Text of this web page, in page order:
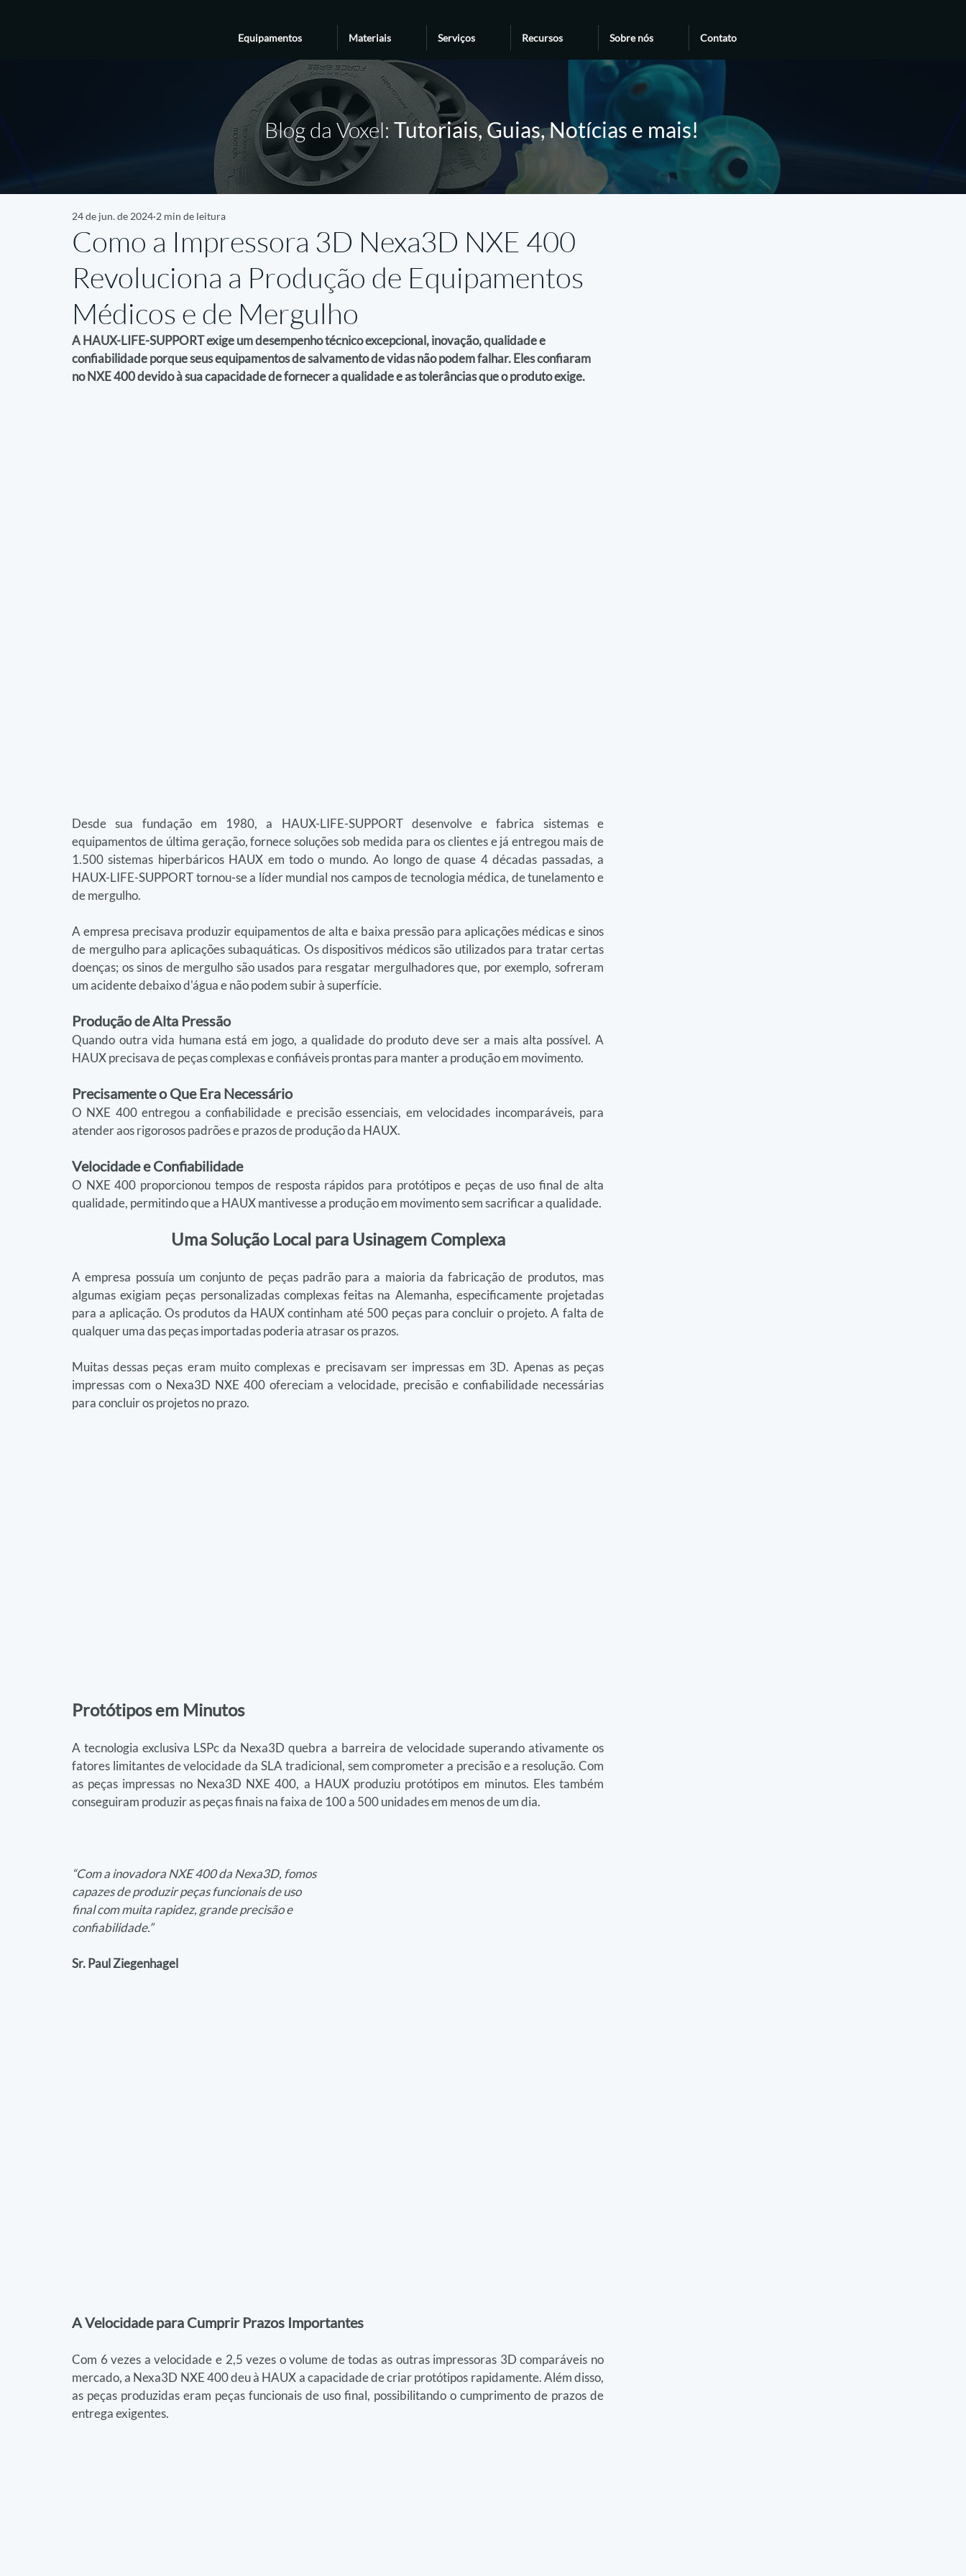
Equipamentos Materiais Serviços Recursos Sobre nós Contato
Blog da Voxel: Tutoriais, Guias, Notícias e mais!
Como a Impressora 3D Nexa3D NXE 400
Revoluciona a Produção de Equipamentos
Médicos e de Mergulho
24 de jun. de 2024 2 min de leitura
A HAUX-LIFE-SUPPORT exige um desempenho técnico excepcional, inovação, qualidade e
confiabilidade porque seus equipamentos de salvamento de vidas não podem falhar. Eles confiaram
no NXE 400 devido à sua capacidade de fornecer a qualidade e as tolerâncias que o produto exige.
Desde sua fundação em 1980, a HAUX-LIFE-SUPPORT desenvolve e fabrica sistemas e
equipamentos de última geração, fornece soluções sob medida para os clientes e já entregou mais de
1.500 sistemas hiperbáricos HAUX em todo o mundo. Ao longo de quase 4 décadas passadas, a
HAUX-LIFE-SUPPORT tornou-se a líder mundial nos campos de tecnologia médica, de tunelamento e
de mergulho.
A empresa precisava produzir equipamentos de alta e baixa pressão para aplicações médicas e sinos
de mergulho para aplicações subaquáticas. Os dispositivos médicos são utilizados para tratar certas
doenças; os sinos de mergulho são usados para resgatar mergulhadores que, por exemplo, sofreram
um acidente debaixo d'água e não podem subir à superfície.
Produção de Alta Pressão
Quando outra vida humana está em jogo, a qualidade do produto deve ser a mais alta possível. A
HAUX precisava de peças complexas e confiáveis prontas para manter a produção em movimento.
Precisamente o Que Era Necessário
O NXE 400 entregou a confiabilidade e precisão essenciais, em velocidades incomparáveis, para
atender aos rigorosos padrões e prazos de produção da HAUX.
Velocidade e Confiabilidade
O NXE 400 proporcionou tempos de resposta rápidos para protótipos e peças de uso final de alta
qualidade, permitindo que a HAUX mantivesse a produção em movimento sem sacrificar a qualidade.
Uma Solução Local para Usinagem Complexa
A empresa possuía um conjunto de peças padrão para a maioria da fabricação de produtos, mas
algumas exigiam peças personalizadas complexas feitas na Alemanha, especificamente projetadas
para a aplicação. Os produtos da HAUX continham até 500 peças para concluir o projeto. A falta de
qualquer uma das peças importadas poderia atrasar os prazos.
Muitas dessas peças eram muito complexas e precisavam ser impressas em 3D. Apenas as peças
impressas com o Nexa3D NXE 400 ofereciam a velocidade, precisão e confiabilidade necessárias
para concluir os projetos no prazo.
Protótipos em Minutos
A tecnologia exclusiva LSPc da Nexa3D quebra a barreira de velocidade superando ativamente os
fatores limitantes de velocidade da SLA tradicional, sem comprometer a precisão e a resolução. Com
as peças impressas no Nexa3D NXE 400, a HAUX produziu protótipos em minutos. Eles também
conseguiram produzir as peças finais na faixa de 100 a 500 unidades em menos de um dia.
“Com a inovadora NXE 400 da Nexa3D, fomos
capazes de produzir peças funcionais de uso
final com muita rapidez, grande precisão e
confiabilidade.”
Sr. Paul Ziegenhagel
A Velocidade para Cumprir Prazos Importantes
Com 6 vezes a velocidade e 2,5 vezes o volume de todas as outras impressoras 3D comparáveis no
mercado, a Nexa3D NXE 400 deu à HAUX a capacidade de criar protótipos rapidamente. Além disso,
as peças produzidas eram peças funcionais de uso final, possibilitando o cumprimento de prazos de
entrega exigentes.